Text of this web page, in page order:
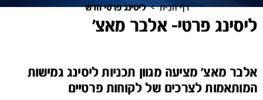
ליסינג פרטי- אלבר מאצ'
דף הבית > ליסינג פרטי חדש
אלבר מאצ' מציעה מגוון תכניות ליסינג גמישות
המותאמות לצרכים של לקוחות פרטיים